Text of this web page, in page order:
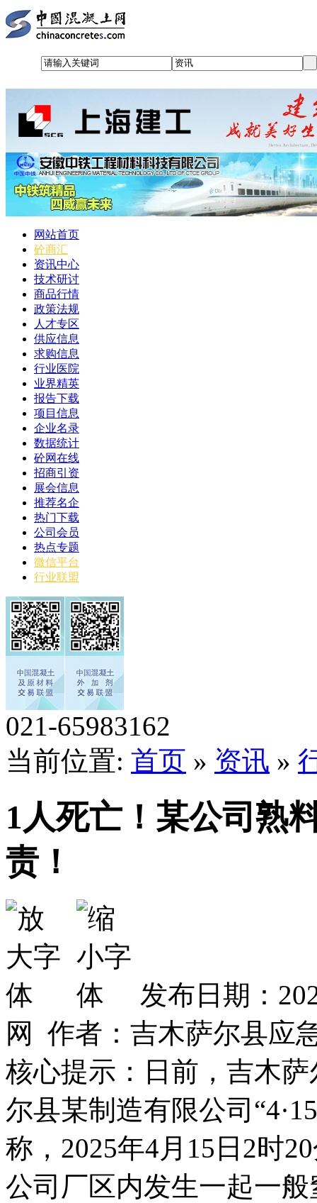
网站首页
砼商汇
资讯中心
技术研讨
商品行情
政策法规
人才专区
供应信息
求购信息
行业医院
业界精英
报告下载
项目信息
企业名录
数据统计
砼网在线
招商引资
展会信息
推荐名企
热门下载
公司会员
热点专题
微信平台
行业联盟
021-65983162
当前位置: 首页 » 资讯 »
1人死亡！某公司熟
责！
发布日期：
网 作者：吉木萨尔县应
核心提示：日前，吉木
尔县某制造有限公司
称，2025年4月15日2时
公司厂区内发生一起一